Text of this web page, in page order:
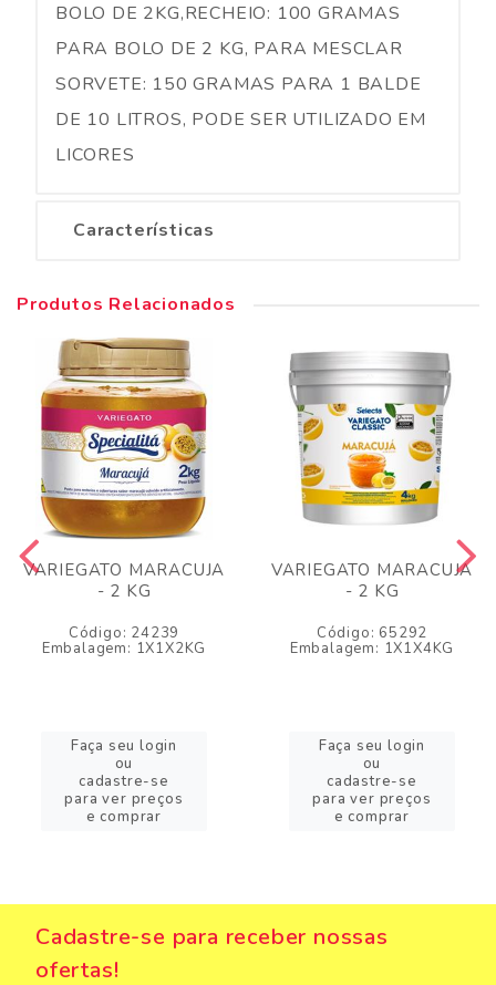
BOLO DE 2KG,RECHEIO: 100 GRAMAS
PARA BOLO DE 2 KG, PARA MESCLAR
SORVETE: 150 GRAMAS PARA 1 BALDE
DE 10 LITROS, PODE SER UTILIZADO EM
LICORES
Características
Produtos Relacionados
VARIEGATO MARACUJA
- 2 KG
Código: 24239
Embalagem: 1X1X2KG
Faça seu login
ou
cadastre-se
para ver preços
e comprar
VARIEGATO MARACUJA
- 2 KG
Código: 65292
Embalagem: 1X1X4KG
Faça seu login
ou
cadastre-se
para ver preços
e comprar
Cadastre-se para receber nossas
ofertas!